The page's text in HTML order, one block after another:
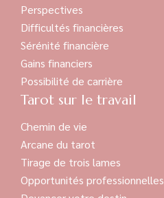
Perspectives
Difficultés financières
Sérénité financière
Gains financiers
Possibilité de carrière
Tarot sur le travail
Chemin de vie
Arcane du tarot
Tirage de trois lames
Opportunités professionnelles